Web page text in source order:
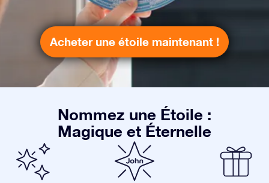
Acheter une étoile maintenant !
Nommez une Étoile :
Magique et Éternelle